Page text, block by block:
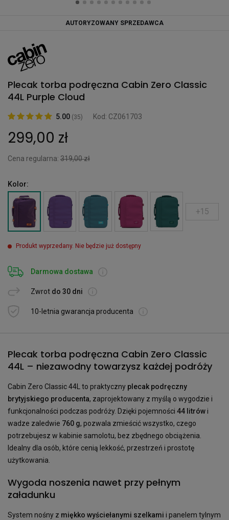
AUTORYZOWANY SPRZEDAWCA
Plecak torba podręczna Cabin Zero Classic
44L Purple Cloud
5.00 (35) Kod: CZ061703
299,00 zł
Cena regularna: 319,00 zł
Kolor:
+15
Produkt wyprzedany. Nie będzie już dostępny
Darmowa dostawa
Zwrot do 30 dni
10-letnia gwarancja producenta
Plecak torba podręczna Cabin Zero Classic
44L – niezawodny towarzysz każdej podróży
Cabin Zero Classic 44L to praktyczny plecak podręczny
brytyjskiego producenta, zaprojektowany z myślą o wygodzie i
funkcjonalności podczas podróży. Dzięki pojemności 44 litrówi
wadze zaledwie 760 g, pozwala zmieścić wszystko, czego
potrzebujesz w kabinie samolotu, bez zbędnego obciążenia.
Idealny dla osób, które cenią lekkość, przestrzeń i prostotę
użytkowania.
Wygoda noszenia nawet przy pełnym
załadunku
System nośny z miękko wyściełanymi szelkami i panelem tylnym